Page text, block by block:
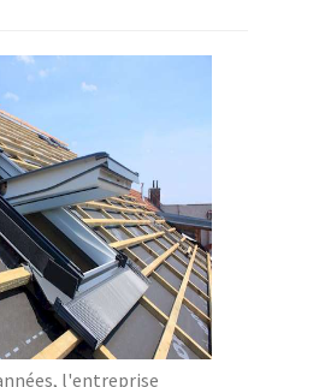
l'entreprise